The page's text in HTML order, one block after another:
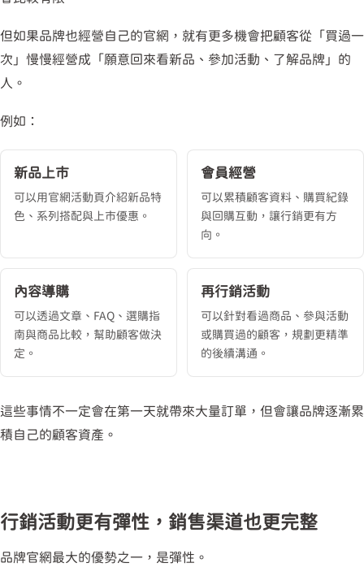
但如果品牌也經營自己的官網，就有更多機會把顧客從「買過一
次」慢慢經營成「願意回來看新品、參加活動、了解品牌」的
人。
例如：
新品上市
可以用官網活動頁介紹新品特
色、系列搭配與上市優惠。
會員經營
可以累積顧客資料、購買紀錄
與回購互動，讓行銷更有方
向。
內容導購
可以透過文章、FAQ、選購指
南與商品比較，幫助顧客做決
定。
再行銷活動
可以針對看過商品、參與活動
或購買過的顧客，規劃更精準
的後續溝通。
這些事情不一定會在第一天就帶來大量訂單，但會讓品牌逐漸累
積自己的顧客資產。
行銷活動更有彈性，銷售渠道也更完整
品牌官網最大的優勢之一，是彈性。